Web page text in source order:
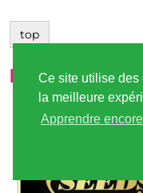
Ce site utilise des
la meilleure
Apprendre
top
P